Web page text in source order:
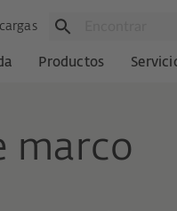
Productos
marco